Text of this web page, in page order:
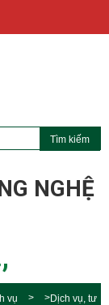
NGHỆ
vụ Dịch vụ, tư